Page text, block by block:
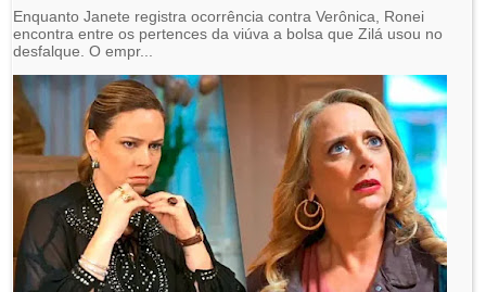
Enquanto Janete registra ocorrência contra Verônica, Ronei
encontra entre os pertences da viúva a bolsa que Zilá usou no
desfalque. O empr...